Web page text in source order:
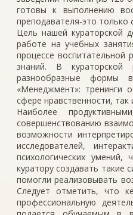
готовы к выполнению
преподавателя-это
Цель нашей кураторской
работе на учебных
процессе
знаний. В кураторской
разнообразные формы
«Менеджмент»: тренинги
сфере нравственности,
Наиболее
совершенствованию
возможности
исследователей,
психологических
куратору создавать такие
помогли реализовывать
Следует отметить, что
профессиональную